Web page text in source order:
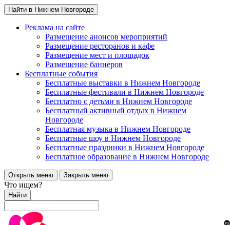
Найти в Нижнем Новгороде
Реклама на сайте
Размещение анонсов мероприятий
Размещение ресторанов и кафе
Размещение мест и площадок
Размещение баннеров
Бесплатные события
Бесплатные выставки в Нижнем Новгороде
Бесплатные фестивали в Нижнем Новгороде
Бесплатно с детьми в Нижнем Новгороде
Бесплатный активный отдых в Нижнем
Новгороде
Бесплатная музыка в Нижнем Новгороде
Бесплатные шоу в Нижнем Новгороде
Бесплатные праздники в Нижнем Новгороде
Бесплатное образование в Нижнем Новгороде
Открыть меню Закрыть меню
Что ищем?
Найти